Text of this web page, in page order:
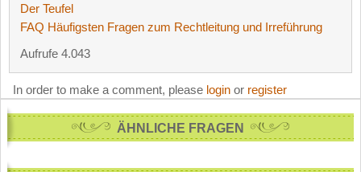
Der Teufel
FAQ Häufigsten Fragen zum Rechtleitung und Irreführung
Aufrufe 4.043
In order to make a comment, please login or register
ÄHNLICHE FRAGEN